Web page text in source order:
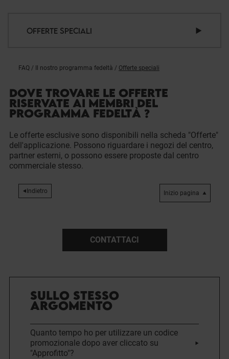
OFFERTE SPECIALI
FAQ / Il nostro programma fedeltà / Offerte speciali
DOVE TROVARE LE OFFERTE
RISERVATE AI MEMBRI DEL
PROGRAMMA FEDELTÀ ?
Le offerte esclusive sono disponibili nella scheda "Offerte"
dell'applicazione. Possono riguardare i negozi del centro,
partner esterni, o possono essere proposte dal centro
commerciale stesso.
Indietro Inizio pagina
CONTATTACI
SULLO STESSO
ARGOMENTO
Quanto tempo ho per utilizzare un codice
promozionale dopo aver cliccato su
"Approfitto"?